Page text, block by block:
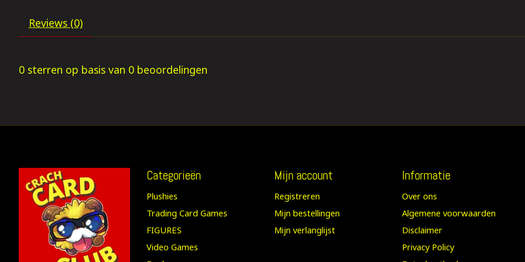
Reviews (0)
0 sterren op basis van 0 beoordelingen
Categorieën
Plushies
Trading Card Games
FIGURES
Video Games
Mijn account
Registreren
Mijn bestellingen
Mijn verlanglijst
Informatie
Over ons
Algemene voorwaarden
Disclaimer
Privacy Policy